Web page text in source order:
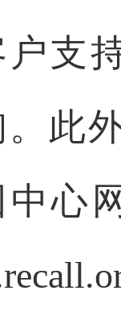
户支
。此
中心